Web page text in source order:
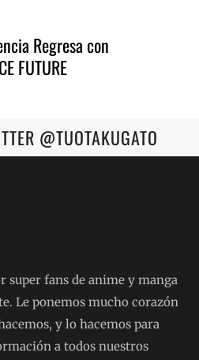
Regresa con
FUTURE
@TUOTAKUGATO
super fans de anime y manga
Le ponemos mucho corazón
y lo hacemos para
a todos nuestros